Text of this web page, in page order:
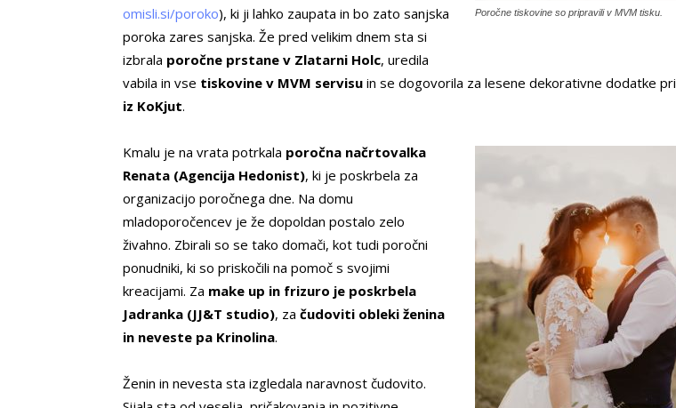
Poročne tiskovine so pripravili v MVM tisku.
omisli.si/poroko), ki ji lahko zaupata in bo zato sanjska
poroka zares sanjska. Že pred velikim dnem sta si
izbrala poročne prstane v Zlatarni Holc, uredila
vabila in vse tiskovine v MVM servisu in se dogovorila za lesene dekorativne dodatke pri
iz KoKjut.
Kmalu je na vrata potrkala poročna načrtovalka
Renata (Agencija Hedonist), ki je poskrbela za
organizacijo poročnega dne. Na domu
mladoporočencev je že dopoldan postalo zelo
živahno. Zbirali so se tako domači, kot tudi poročni
ponudniki, ki so priskočili na pomoč s svojimi
kreacijami. Za make up in frizuro je poskrbela
Jadranka (JJ&T studio), za čudoviti obleki ženina
in neveste pa Krinolina.
Ženin in nevesta sta izgledala naravnost čudovito.